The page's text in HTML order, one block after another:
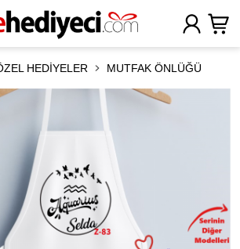
HEDİYELER MUTFAK ÖNLÜĞÜ